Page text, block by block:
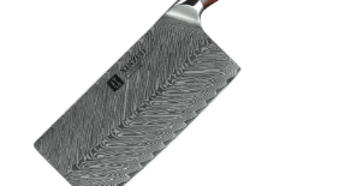
Doporučujeme